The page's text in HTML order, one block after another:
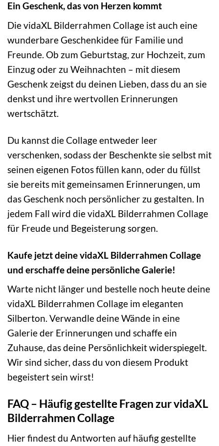
Ein Geschenk, das von Herzen kommt
Die vidaXL Bilderrahmen Collage ist auch eine
wunderbare Geschenkidee für Familie und
Freunde. Ob zum Geburtstag, zur Hochzeit, zum
Einzug oder zu Weihnachten – mit diesem
Geschenk zeigst du deinen Lieben, dass du an sie
denkst und ihre wertvollen Erinnerungen
wertschätzt.
Du kannst die Collage entweder leer
verschenken, sodass der Beschenkte sie selbst mit
seinen eigenen Fotos füllen kann, oder du füllst
sie bereits mit gemeinsamen Erinnerungen, um
das Geschenk noch persönlicher zu gestalten. In
jedem Fall wird die vidaXL Bilderrahmen Collage
für Freude und Begeisterung sorgen.
Kaufe jetzt deine vidaXL Bilderrahmen Collage
und erschaffe deine persönliche Galerie!
Warte nicht länger und bestelle noch heute deine
vidaXL Bilderrahmen Collage im eleganten
Silberton. Verwandle deine Wände in eine
Galerie der Erinnerungen und schaffe ein
Zuhause, das deine Persönlichkeit widerspiegelt.
Wir sind sicher, dass du von diesem Produkt
begeistert sein wirst!
FAQ – Häufig gestellte Fragen zur vidaXL
Bilderrahmen Collage
Hier findest du Antworten auf häufig gestellte